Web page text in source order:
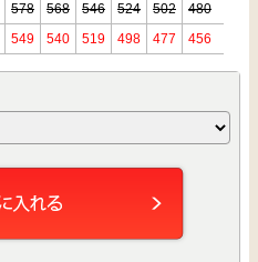
578 568 546 524 502
480
549 540 519 498 477 456